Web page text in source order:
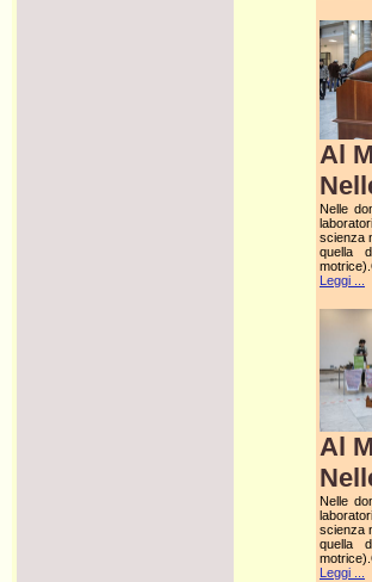
Al
Nelle
scienza
quella
Leggi ...
Al
Nelle
scienza
quella
Leggi ...